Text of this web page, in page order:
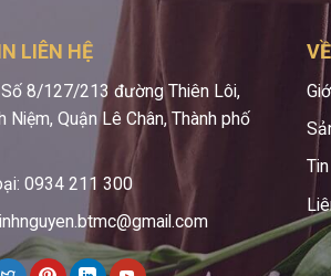
LIÊN HỆ
8/127/213 đường Thiên Lôi,
Niệm, Quận Lê Chân, Thành phố
0934 211 300